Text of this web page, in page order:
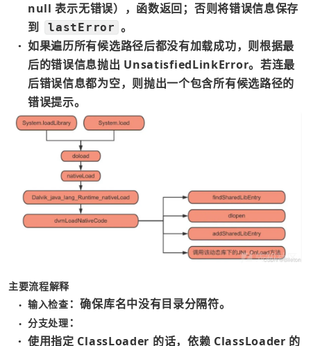
null 表示无错误），函数返回；否则将错误信息保存
到
lastError 。
●
如果遍历所有候选路径后都没有加载成功，则根据最
后的错误信息抛出 UnsatisfiedLinkError。若连最
后错误信息都为空，则抛出一个包含所有候选路径的
错误提示。
主要流程解释
● 输入检查 ：确保库名中没有目录分隔符。
● 分支处理 ：
●
使用指定 ClassLoader 的话，依赖 ClassLoader 的